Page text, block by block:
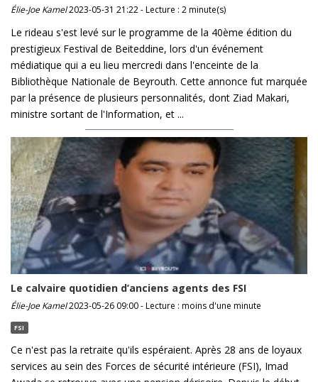
Élie-Joe Kamel2023-05-31 21:22 - Lecture : 2 minute(s)
Le rideau s'est levé sur le programme de la 40ème édition du
prestigieux Festival de Beiteddine, lors d'un événement
médiatique qui a eu lieu mercredi dans l'enceinte de la
Bibliothèque Nationale de Beyrouth. Cette annonce fut marquée
par la présence de plusieurs personnalités, dont Ziad Makari,
ministre sortant de l'Information, et ...
Le calvaire quotidien d’anciens agents des FSI
Élie-Joe Kamel2023-05-26 09:00 - Lecture : moins d'une minute
FSI
Ce n'est pas la retraite qu'ils espéraient. Après 28 ans de loyaux
services au sein des Forces de sécurité intérieure (FSI), Imad